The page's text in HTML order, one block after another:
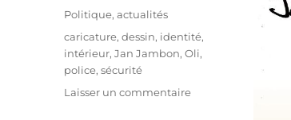
Catégories
Politique, actualités
Étiquettes
caricature,dessin, identité,
intérieur,Jan Jambon,Oli,
police,sécurité
Laisser un commentairesur